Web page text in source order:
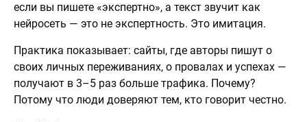
если вы пишете «экспертно», а текст звучит как
нейросеть — это не экспертность. Это имитация.
Практика показывает: сайты, где авторы пишут о
своих личных переживаниях, о провалах и успехах —
получают в 3–5 раз больше трафика. Почему?
Потому что люди доверяют тем, кто говорит честно.